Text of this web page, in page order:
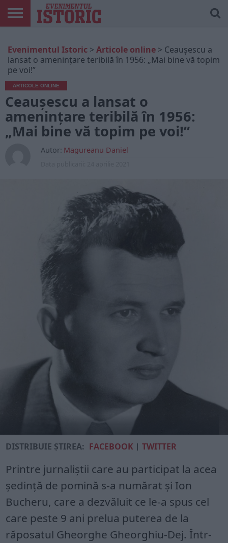
ONLINE
EDIȚII
TIPĂRITE
ISTORIC
PLAY
CONTUL
MEU
Evenimentul Istoric > Articole online > Ceauşescu a
lansat o ameninţare teribilă în 1956: „Mai bine vă topim
pe voi!”
ARTICOLE ONLINE
Ceauşescu a lansat o
ameninţare teribilă în 1956:
„Mai bine vă topim pe voi!”
Autor: Magureanu Daniel
DISTRIBUIE ȘTIREA: FACEBOOK |TWITTER
Printre jurnaliștii care au participat la acea
ședință de pomină s-a numărat și Ion
Bucheru, care a dezvăluit ce le-a spus cel
care peste 9 ani prelua puterea de la
răposatul Gheorghe Gheorghiu-Dej. Într-